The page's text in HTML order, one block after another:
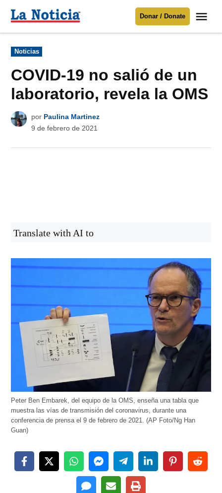
Para mantenerte informado necesitamos
Donar
contenido
Noticia
Donar / Donate
Publicado
en
Noticias
COVID-19 no salió de un
laboratorio, revela la OMS
por Paulina Martinez
9 de febrero de 2021
Translate with AI to
Peter Ben Embarek, del equipo de la OMS, enseña una tabla que
muestra las vías de transmisión del coronavirus, durante una
conferencia de prensa el 9 de febrero de 2021. (AP Foto/Ng Han
Guan)